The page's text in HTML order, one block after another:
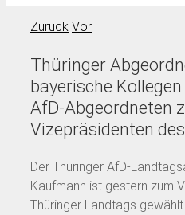
Zurück Vor
Thüringer
bayerische
AfD-Abgeordneten
Vizepräsidenten
Der Thüringer AfD-
Kaufmann ist gestern zum
Thüringer Landtags